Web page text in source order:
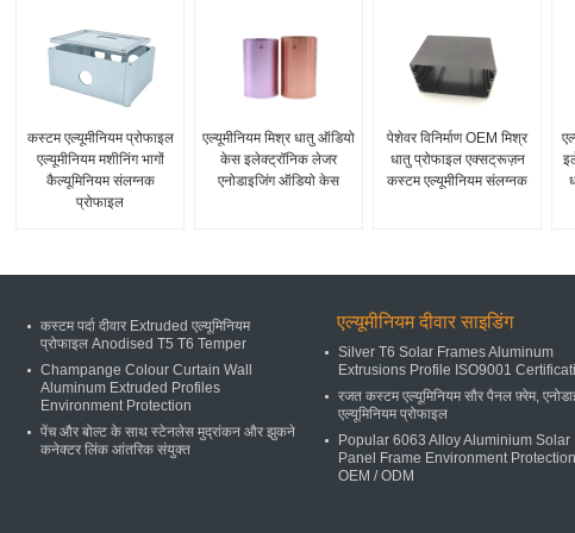
कस्टम एल्यूमीनियम प्रोफाइल
एल्यूमीनियम मशीनिंग भागों
कैल्यूमिनियम संलग्नक
प्रोफाइल
एल्यूमीनियम मिश्र धातु ऑडियो
केस इलेक्ट्रॉनिक लेजर
एनोडाइजिंग ऑडियो केस
पेशेवर विनिर्माण OEM मिश्र
धातु प्रोफाइल एक्सट्रूज़न
कस्टम एल्यूमीनियम संलग्नक
कस्टम पर्दा दीवार Extruded एल्यूमिनियम
प्रोफाइल Anodised T5 T6 Temper
Champange Colour Curtain Wall
Aluminum Extruded Profiles
Environment Protection
पेंच और बोल्ट के साथ स्टेनलेस मुद्रांकन और झुकने
कनेक्टर लिंक आंतरिक संयुक्त
एल्यूमीनियम दीवार साइडिंग
Silver T6 Solar Frames Aluminum
Extrusions Profile ISO9001
रजत कस्टम एल्यूमिनियम सौर पैनल फ़्रेम,
एल्यूमिनियम प्रोफाइल
Popular 6063 Alloy Aluminium Solar
Panel Frame Environment Protection
OEM / ODM